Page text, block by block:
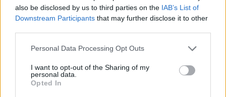
also be disclosed by us to third parties on the IAB’s List of
Downstream Participants that may further disclose it to other
Personal Data Processing Opt Outs
I want to opt-out of the Sharing of my
personal data.
Opted In
Berlusconi riappare. La Lega
scompare
Klose è tornato in Germania.